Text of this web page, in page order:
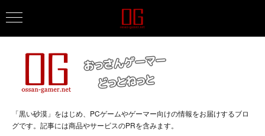
「黒い砂漠」をはじめ、PCゲームやゲーマー向けの情報をお届けするブロ
グです。記事には商品やサービスのPRを含みます。